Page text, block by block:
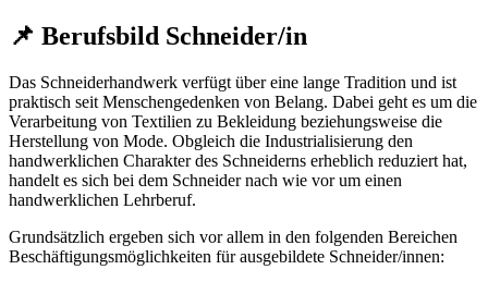
📌 Berufsbild Schneider/in
Das Schneiderhandwerk verfügt über eine lange Tradition und ist
praktisch seit Menschengedenken von Belang. Dabei geht es um die
Verarbeitung von Textilien zu Bekleidung beziehungsweise die
Herstellung von Mode. Obgleich die Industrialisierung den
handwerklichen Charakter des Schneiderns erheblich reduziert hat,
handelt es sich bei dem Schneider nach wie vor um einen
handwerklichen Lehrberuf.
Grundsätzlich ergeben sich vor allem in den folgenden Bereichen
Beschäftigungsmöglichkeiten für ausgebildete Schneider/innen: